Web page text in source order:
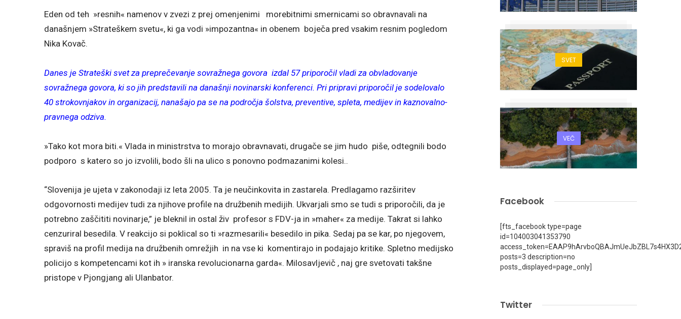
Eden od teh »resnih« namenov v zvezi z prej omenjenimi morebitnimi smernicami so obravnavali na
današnjem »Strateškem svetu«, ki ga vodi »impozantna« in obenem boječa pred vsakim resnim pogledom
Nika Kovač.
Danes je Strateški svet za preprečevanje sovražnega govora izdal 57 priporočil vladi za obvladovanje
sovražnega govora, ki so jih predstavili na današnji novinarski konferenci. Pri pripravi priporočil je sodelovalo
40 strokovnjakov in organizacij, nanašajo pa se na področja šolstva, preventive, spleta, medijev in kaznovalno-
pravnega odziva.
»Tako kot mora biti.« Vlada in ministrstva to morajo obravnavati, drugače se jim hudo piše, odtegnili bodo
podporo s katero so jo izvolili, bodo šli na ulico s ponovno podmazanimi kolesi..
“Slovenija je ujeta v zakonodaji iz leta 2005. Ta je neučinkovita in zastarela. Predlagamo razširitev
odgovornosti medijev tudi za njihove profile na družbenih medijih. Ukvarjali smo se tudi s priporočili, da je
potrebno zaščititi novinarje,” je bleknil in ostal živ profesor s FDV-ja in »maher« za medije. Takrat si lahko
cenzuriral besedila. V reakcijo si poklical so ti »razmesarili« besedilo in pika. Sedaj pa se kar, po njegovem,
spraviš na profil medija na družbenih omrežjih in na vse ki komentirajo in podajajo kritike. Spletno medijsko
policijo s kompetencami kot ih » iranska revolucionarna garda«. Milosavljevič , naj gre svetovati takšne
pristope v Pjongjang ali Ulanbator.
SVET
VEČ
Facebook
[fts_facebook type=page
id=104003041353790
posts=3 description=no
posts_displayed=page_only]
Twitter